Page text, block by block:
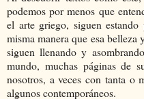
podemos por menos que
el arte griego, siguen
misma manera que esa belleza
siguen llenando y
mundo, muchas páginas de
nosotros, a veces con tanta o
algunos contemporáneos.